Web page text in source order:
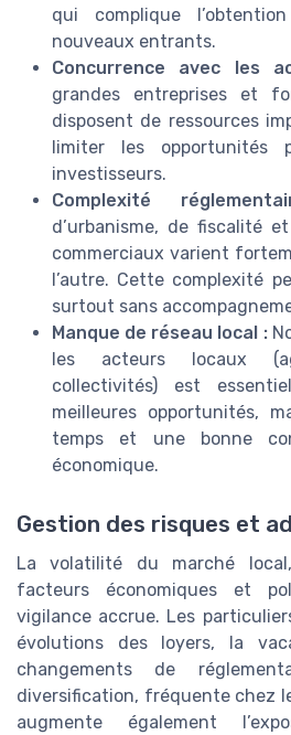
qui complique
nouveaux entrants.
Concurrence avec les
grandes entreprises et
disposent de ressources
limiter les opportunités
investisseurs.
Complexité
d’urbanisme, de fiscalité
commerciaux varient
l’autre. Cette complexité
surtout sans
Manque de réseau local :
les acteurs locaux
collectivités) est
meilleures opportunités,
temps et une bonne
économique.
Gestion des risques et
La volatilité du marché
facteurs économiques et
vigilance accrue. Les
évolutions des loyers, la
changements de
diversification, fréquente chez
augmente également